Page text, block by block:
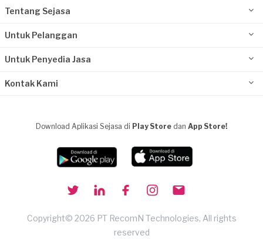
Tentang Sejasa
Untuk Pelanggan
Untuk Penyedia Jasa
Kontak Kami
Download Aplikasi Sejasa di Play Store dan App Store!
Copyright© 2026 PT RecomN Technologies, All rights
reserved